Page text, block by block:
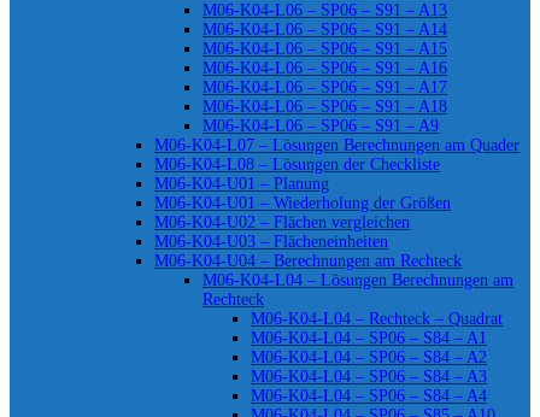
M06-K04-L06 – SP06 – S91 – A13
M06-K04-L06 – SP06 – S91 – A14
M06-K04-L06 – SP06 – S91 – A15
M06-K04-L06 – SP06 – S91 – A16
M06-K04-L06 – SP06 – S91 – A17
M06-K04-L06 – SP06 – S91 – A18
M06-K04-L06 – SP06 – S91 – A9
M06-K04-L07 – Lösungen Berechnungen am Quader
M06-K04-L08 – Lösungen der Checkliste
M06-K04-U01 – Planung
M06-K04-U01 – Wiederholung der Größen
M06-K04-U02 – Flächen vergleichen
M06-K04-U03 – Flächeneinheiten
M06-K04-U04 – Berechnungen am Rechteck
M06-K04-L04 – Lösungen Berechnungen am
Rechteck
M06-K04-L04 – Rechteck – Quadrat
M06-K04-L04 – SP06 – S84 – A1
M06-K04-L04 – SP06 – S84 – A2
M06-K04-L04 – SP06 – S84 – A3
M06-K04-L04 – SP06 – S84 – A4